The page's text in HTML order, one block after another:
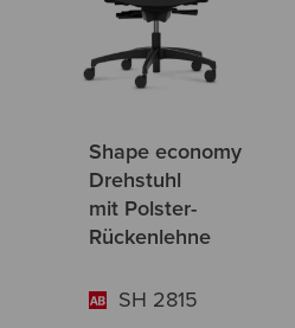
Shape economy
Drehstuhl
mit Polster-
Rückenlehne
SH 2815